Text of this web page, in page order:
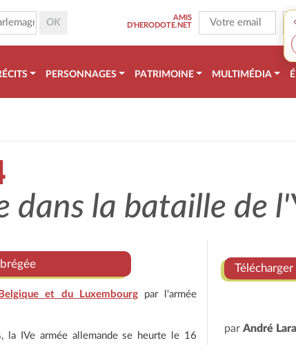
AMIS
D'HERODOTE.NET
PERSONNAGES PATRIMOINE MULTIMÉDIA
dans la bataille de
et du Luxembourgpar l'armée
la IVe armée allemande se heurte le 16
par André